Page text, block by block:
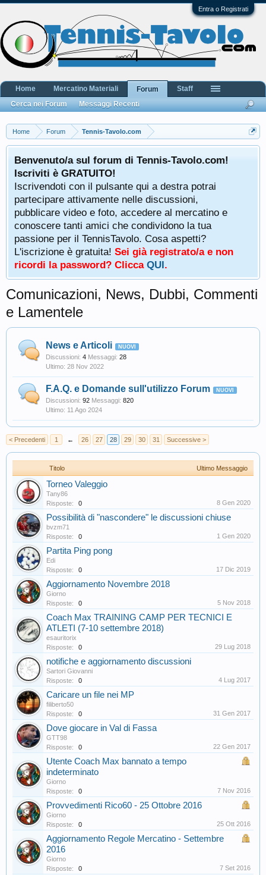
Entra o Registrati
Home Forum Tennis-Tavolo.com
Benvenuto/a sul forum di Tennis-Tavolo.com!
Iscriviti è GRATUITO!
Iscrivendoti con il pulsante qui a destra potrai
partecipare attivamente nelle discussioni,
pubblicare video e foto, accedere al mercatino e
conoscere tanti amici che condividono la tua
passione per il TennisTavolo. Cosa aspetti?
L'iscrizione è gratuita! Sei già registrato/a e non
ricordi la password? Clicca QUI.
Comunicazioni, News, Dubbi, Commenti
e Lamentele
News e Articoli
Discussioni: 4 Messaggi: 28
28 Nov 2022
F.A.Q. e Domande sull'utilizzo Forum
Discussioni: 92 Messaggi: 820
11 Ago 2024
< Precedenti 1 ← 26 27 28 29 30 31 Successive >
Titolo Ultimo Messaggio
Torneo Valeggio
Tany86
Risposte:
0 8 Gen 2020
Possibilità di "nascondere" le discussioni chiuse
bvzm71
Risposte:
0 1 Gen 2020
Partita Ping pong
Edi
Risposte:
0 17 Dic 2019
Aggiornamento Novembre 2018
Giorno
Risposte:
0 5 Nov 2018
Coach Max TRAINING CAMP PER TECNICI E
ATLETI (7-10 settembre 2018)
esauritorix
Risposte:
0 29 Lug 2018
notifiche e aggiornamento discussioni
Sartori Giovanni
Risposte:
0 4 Lug 2017
Caricare un file nei MP
filiberto50
Risposte:
0 31 Gen 2017
Dove giocare in Val di Fassa
GTT98
Risposte:
0 22 Gen 2017
Utente Coach Max bannato a tempo
indeterminato
Giorno
Risposte:
0 7 Nov 2016
Provvedimenti Rico60 - 25 Ottobre 2016
Giorno
Risposte:
0 25 Ott 2016
Aggiornamento Regole Mercatino - Settembre
2016
Giorno
Risposte:
0 7 Set 2016
Home Mercatino Materiali
Forum
Cerca nei Forum
Messaggi Recenti
Staff